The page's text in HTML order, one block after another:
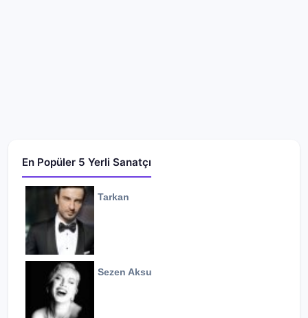
En Popüler 5 Yerli Sanatçı
Tarkan
Sezen Aksu